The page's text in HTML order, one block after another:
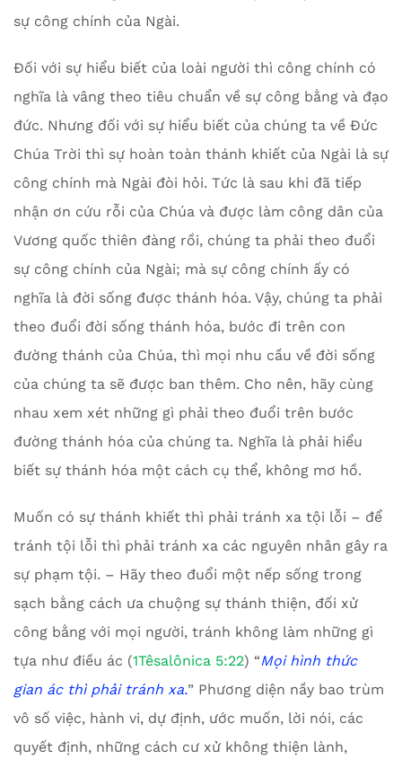
sự công chính của Ngài.
Đối với sự hiểu biết của loài người thì công chính có
nghĩa là vâng theo tiêu chuẩn về sự công bằng và đạo
đức. Nhưng đối với sự hiểu biết của chúng ta về Đức
Chúa Trời thì sự hoàn toàn thánh khiết của Ngài là sự
công chính mà Ngài đòi hỏi. Tức là sau khi đã tiếp
nhận ơn cứu rỗi của Chúa và được làm công dân của
Vương quốc thiên đàng rồi, chúng ta phải theo đuổi
sự công chính của Ngài; mà sự công chính ấy có
nghĩa là đời sống được thánh hóa. Vậy, chúng ta phải
theo đuổi đời sống thánh hóa, bước đi trên con
đường thánh của Chúa, thì mọi nhu cầu về đời sống
của chúng ta sẽ được ban thêm. Cho nên, hãy cùng
nhau xem xét những gì phải theo đuổi trên bước
đường thánh hóa của chúng ta. Nghĩa là phải hiểu
biết sự thánh hóa một cách cụ thể, không mơ hồ.
Muốn có sự thánh khiết thì phải tránh xa tội lỗi – để
tránh tội lỗi thì phải tránh xa các nguyên nhân gây ra
sự phạm tội. – Hãy theo đuổi một nếp sống trong
sạch bằng cách ưa chuộng sự thánh thiện, đối xử
công bằng với mọi người, tránh không làm những gì
tựa như điều ác (1Têsalônica 5:22) “Mọi hình thức
gian ác thì phải tránh xa.” Phương diện nầy bao trùm
vô số việc, hành vi, dự định, ước muốn, lời nói, các
quyết định, những cách cư xử không thiện lành,